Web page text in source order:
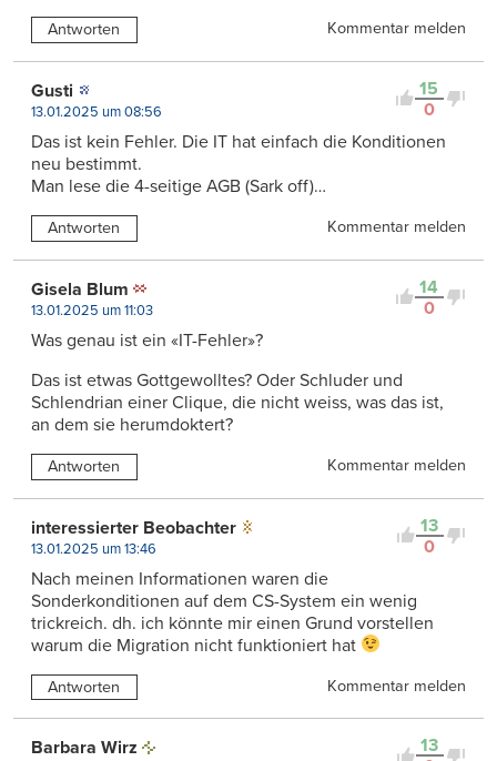
Antworten Kommentar melden
15
0
Gusti
13.01.2025 um 08:56
Das ist kein Fehler. Die IT hat einfach die Konditionen
neu bestimmt.
Man lese die 4-seitige AGB (Sark off)…
Antworten Kommentar melden
14
0
Gisela Blum
13.01.2025 um 11:03
Was genau ist ein «IT-Fehler»?
Das ist etwas Gottgewolltes? Oder Schluder und
Schlendrian einer Clique, die nicht weiss, was das ist,
an dem sie herumdoktert?
Antworten Kommentar melden
13
0
interessierter Beobachter
13.01.2025 um 13:46
Nach meinen Informationen waren die
Sonderkonditionen auf dem CS-System ein wenig
trickreich. dh. ich könnte mir einen Grund vorstellen
warum die Migration nicht funktioniert hat
Antworten Kommentar melden
13
Barbara Wirz